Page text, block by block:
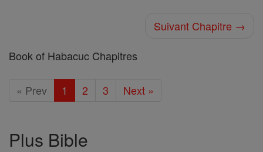
Suivant Chapitre →
Book of Habacuc Chapitres
« Prev 1 2 3 Next »
Plus Bible